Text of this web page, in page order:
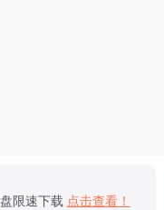
限速下载 点击查看！